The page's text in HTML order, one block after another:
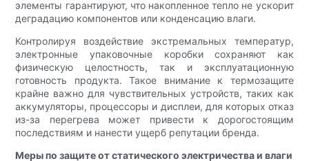
элементы гарантируют, что накопленное тепло не ускорит
деградацию компонентов или конденсацию влаги.
Контролируя воздействие экстремальных температур,
электронные упаковочные коробки сохраняют как
физическую целостность, так и эксплуатационную
готовность продукта. Такое внимание к термозащите
крайне важно для чувствительных устройств, таких как
аккумуляторы, процессоры и дисплеи, для которых отказ
из-за перегрева может привести к дорогостоящим
последствиям и нанести ущерб репутации бренда.
Меры по защите от статического электричества и влаги